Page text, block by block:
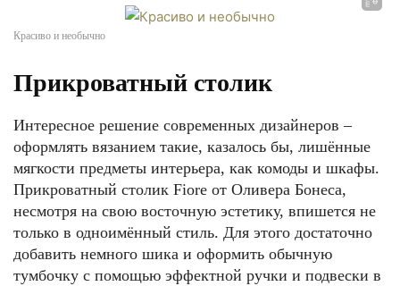
Красиво и необычно
Прикроватный столик
Интересное решение современных дизайнеров –
оформлять вязанием такие, казалось бы, лишённые
мягкости предметы интерьера, как комоды и шкафы.
Прикроватный столик Fiore от Оливера Бонеса,
несмотря на свою восточную эстетику, впишется не
только в одноимённый стиль. Для этого достаточно
добавить немного шика и оформить обычную
тумбочку с помощью эффектной ручки и подвески в